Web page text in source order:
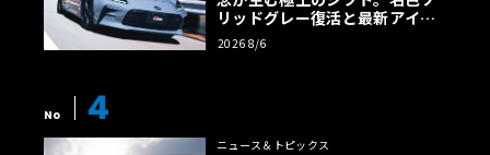
リッドグレー復活と最新アイサ
イトでFRの極みへ
2026 8/6
No 4
ニュース＆トピックス